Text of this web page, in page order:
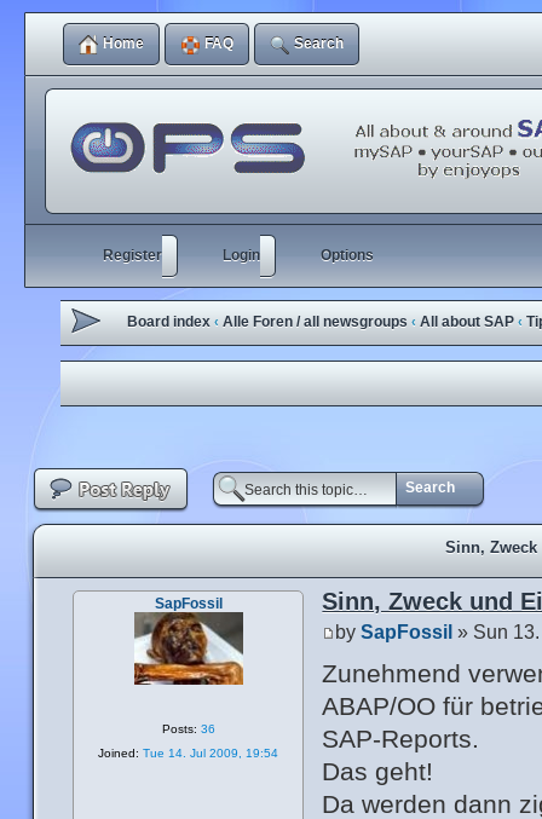
Home FAQ Search
Register Login Options
Board index ‹ Alle Foren / all newsgroups ‹ All about SAP ‹
Sinn, Zweck
Sinn, Zweck und
bySapFossil » Sun
Zunehmend
ABAP/OO für
SAP-Reports.
Das geht!
Da werden dann
SapFossil
Posts: 36
Joined: Tue 14. Jul 2009, 19:54